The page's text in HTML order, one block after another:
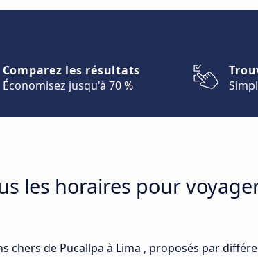
Comparez les résultats
Économisez jusqu'à 70 %
les horaires pour
chers de Pucallpa à Lima , proposés par